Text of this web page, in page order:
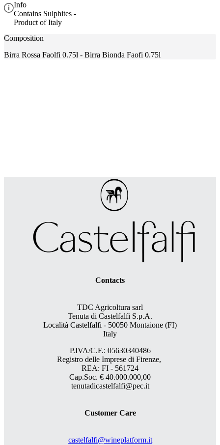
Info
Contains Sulphites -
Product of Italy
Composition
Birra Rossa Faolfi 0.75l - Birra Bionda Faofi 0.75l
Contacts
TDC Agricoltura sarl
Tenuta di Castelfalfi S.p.A.
Località Castelfalfi - 50050 Montaione (FI)
Italy
P.IVA/C.F.: 05630340486
Registro delle Imprese di Firenze,
REA: FI - 561724
Cap.Soc. € 40.000.000,00
tenutadicastelfalfi@pec.it
Customer Care
castelfalfi@wineplatform.it